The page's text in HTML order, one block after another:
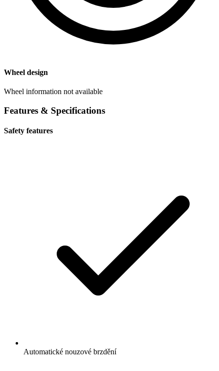
Wheel design
Wheel information not available
Features & Specifications
Safety features
Automatické nouzové brzdění